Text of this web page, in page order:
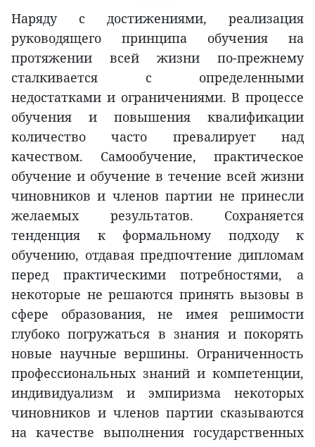
Наряду с достижениями, реализация
руководящего принципа обучения на
протяжении всей жизни по-прежнему
сталкивается с определенными
недостатками и ограничениями. В процессе
обучения и повышения квалификации
количество часто превалирует над
качеством. Самообучение, практическое
обучение и обучение в течение всей жизни
чиновников и членов партии не принесли
желаемых результатов. Сохраняется
тенденция к формальному подходу к
обучению, отдавая предпочтение дипломам
перед практическими потребностями, а
некоторые не решаются принять вызовы в
сфере образования, не имея решимости
глубоко погружаться в знания и покорять
новые научные вершины. Ограниченность
профессиональных знаний и компетенции,
индивидуализм и эмпиризма некоторых
чиновников и членов партии сказываются
на качестве выполнения государственных